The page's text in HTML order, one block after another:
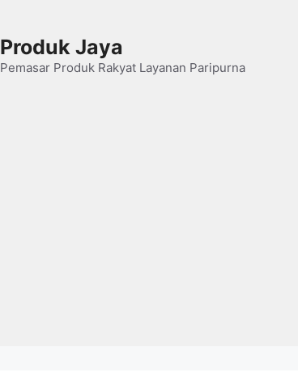
Produk Jaya
Pemasar Produk Rakyat Layanan Paripurna